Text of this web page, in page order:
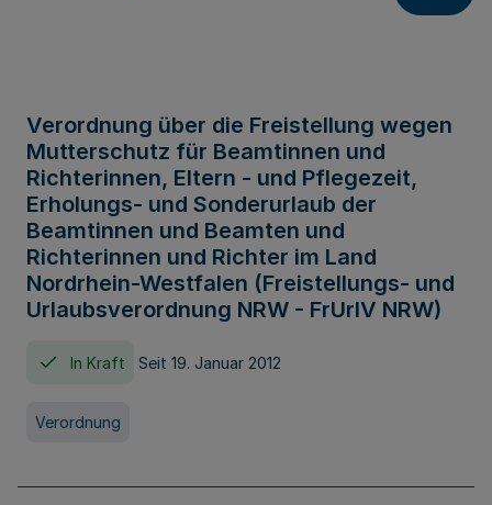
Verordnung über die Freistellung wegen
Mutterschutz für Beamtinnen und
Richterinnen, Eltern - und Pflegezeit,
Erholungs- und Sonderurlaub der
Beamtinnen und Beamten und
Richterinnen und Richter im Land
Nordrhein-Westfalen (Freistellungs- und
Urlaubsverordnung NRW - FrUrlV NRW)
In Kraft Seit 19. Januar 2012
Verordnung